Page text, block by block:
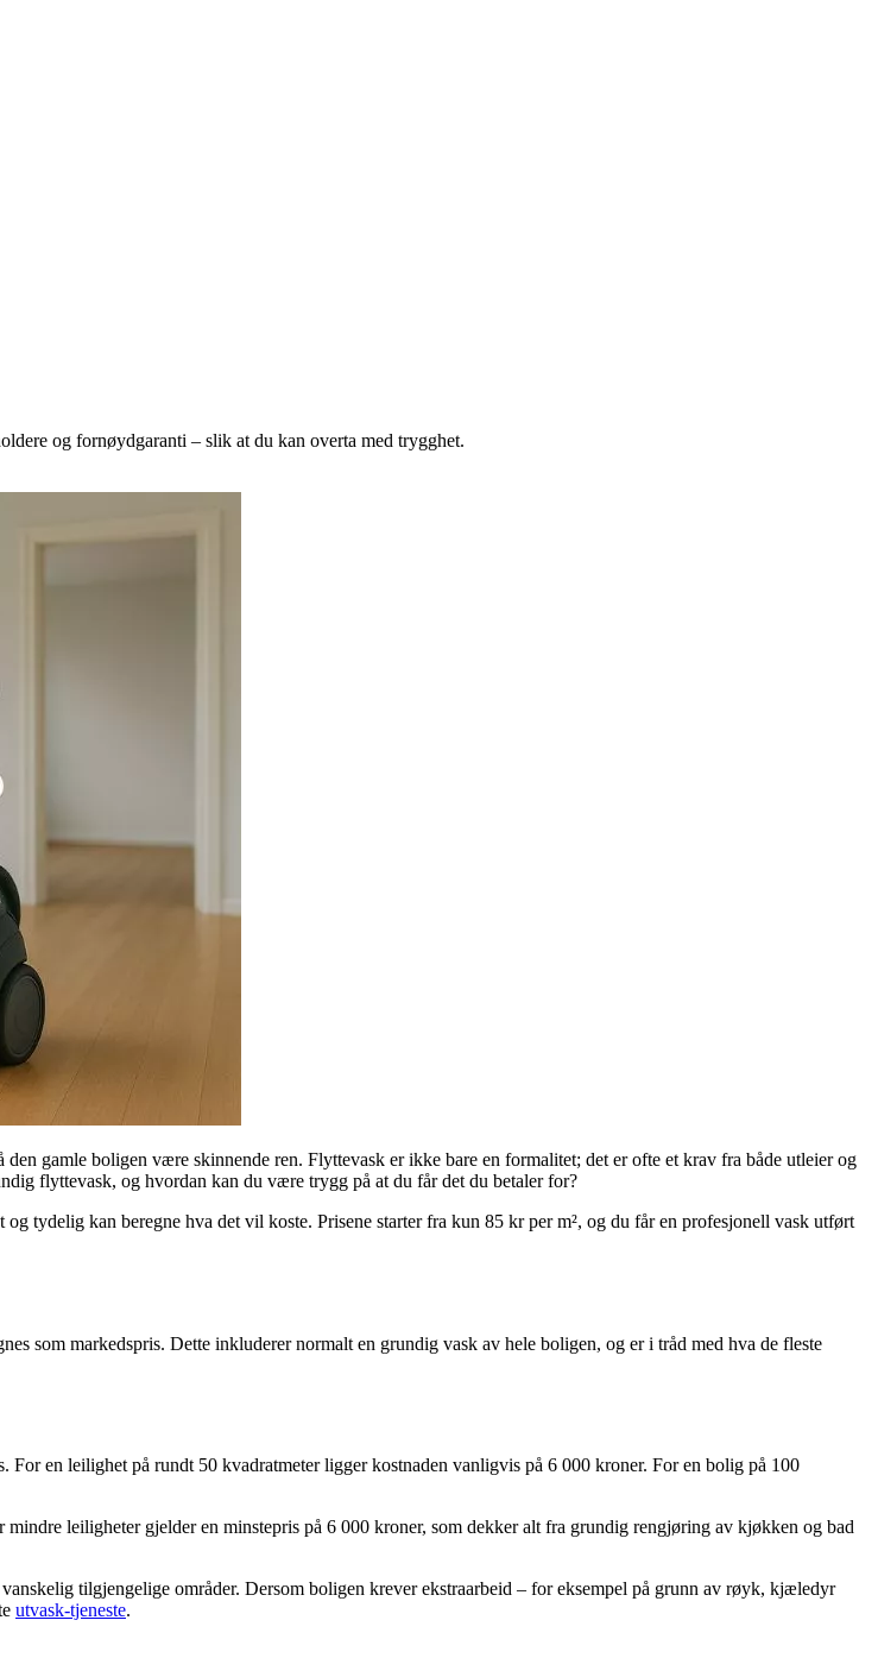
og fornøydgaranti – slik at du kan overta med trygghet.
gamle boligen være skinnende ren. Flyttevask er ikke bare en formalitet; det er ofte et krav fra både utleier og
flyttevask, og hvordan kan du være trygg på at du får det du betaler for?
og tydelig kan beregne hva det vil koste. Prisene starter fra kun 85 kr per m², og du får en profesjonell vask utført
som markedspris. Dette inkluderer normalt en grundig vask av hele boligen, og er i tråd med hva de fleste
en leilighet på rundt 50 kvadratmeter ligger kostnaden vanligvis på 6 000 kroner. For en bolig på 100
leiligheter gjelder en minstepris på 6 000 kroner, som dekker alt fra grundig rengjøring av kjøkken og bad
tilgjengelige områder. Dersom boligen krever ekstraarbeid – for eksempel på grunn av røyk, kjæledyr
utvask-tjeneste.